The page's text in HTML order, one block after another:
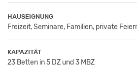
HAUSEIGNUNG
Freizeit, Seminare, Familien, private
KAPAZITÄT
23 Betten in 5 DZ und 3 MBZ